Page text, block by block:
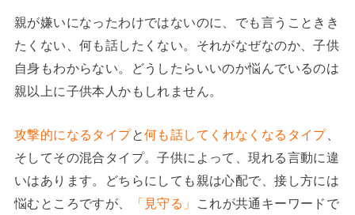
親が嫌いになったわけではないのに、でも言うこときき
たくない、何も話したくない。それがなぜなのか、子供
自身もわからない。どうしたらいいのか悩んでいるのは
親以上に子供本人かもしれません。
攻撃的になるタイプと何も話してくれなくなるタイプ、
そしてその混合タイプ。子供によって、現れる言動に違
いはあります。どちらにしても親は心配で、接し方には
悩むところですが、
「見守る」
これが共通キーワードで